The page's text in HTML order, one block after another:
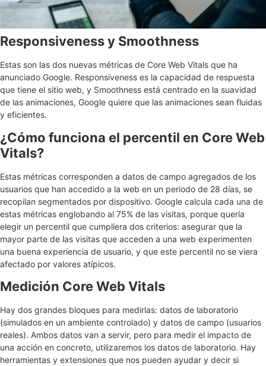
Responsiveness y Smoothness
Estas son las dos nuevas métricas de Core Web Vitals que ha
anunciado Google. Responsiveness es la capacidad de respuesta
que tiene el sitio web, y Smoothness está centrado en la suavidad
de las animaciones, Google quiere que las animaciones sean fluidas
y eficientes.
¿Cómo funciona el percentil en Core Web
Vitals?
Estas métricas corresponden a datos de campo agregados de los
usuarios que han accedido a la web en un periodo de 28 días, se
recopilan segmentados por dispositivo. Google calcula cada una de
estas métricas englobando al 75% de las visitas, porque quería
elegir un percentil que cumpliera dos criterios: asegurar que la
mayor parte de las visitas que acceden a una web experimenten
una buena experiencia de usuario, y que este percentil no se viera
afectado por valores atípicos.
Medición Core Web Vitals
Hay dos grandes bloques para medirlas: datos de laboratorio
(simulados en un ambiente controlado) y datos de campo (usuarios
reales). Ambos datos van a servir, pero para medir el impacto de
una acción en concreto, utilizaremos los datos de laboratorio. Hay
herramientas y extensiones que nos pueden ayudar y decir si